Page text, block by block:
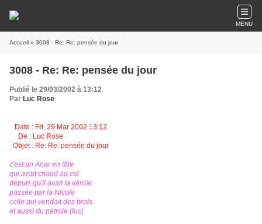
MENU
Accueil » 3008 - Re: Re: pensée du jour
3008 - Re: Re: pensée du jour
Publié le 29/03/2002 à 13:12
Par Luc Rose
Date : Fri, 29 Mar 2002 13:12
De : Luc Rose
Objet : Re: Re: pensée du jour
c'est un Anar en tôle
qui avait chaud au col
depuis qu'il avait la vérole
passée par la Nicole
celle qui vendait des brols
et aussi du pétrole (luc)